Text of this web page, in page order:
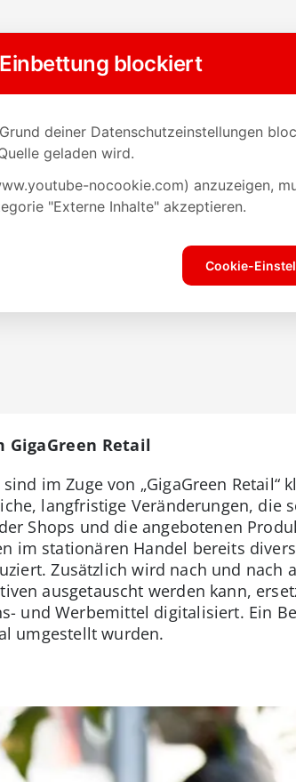
Retail
im Zuge von „GigaGreen Retail“
langfristige Veränderungen, die
Shops und die angebotenen
im stationären Handel bereits
Zusätzlich wird nach und nach
ausgetauscht werden kann,
und Werbemittel digitalisiert. Ein
umgestellt wurden.